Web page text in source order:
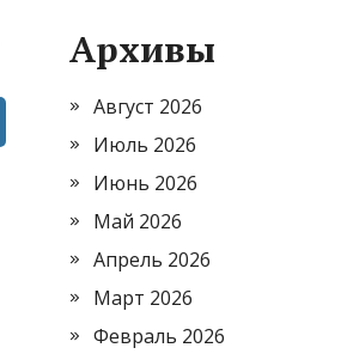
Архивы
Август 2026
Июль 2026
Июнь 2026
Май 2026
Апрель 2026
Март 2026
Февраль 2026